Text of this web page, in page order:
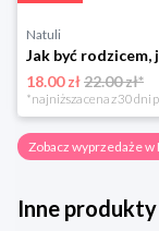
Natuli
18.00 zł22.00 zł*
Zobacz wyprzedaże w
Inne